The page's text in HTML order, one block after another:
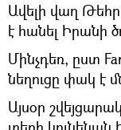
Ավելի վաղ
է հանել Իրանի
Մինչդեռ, ըստ
նեղուցը փակ է
Այսօր